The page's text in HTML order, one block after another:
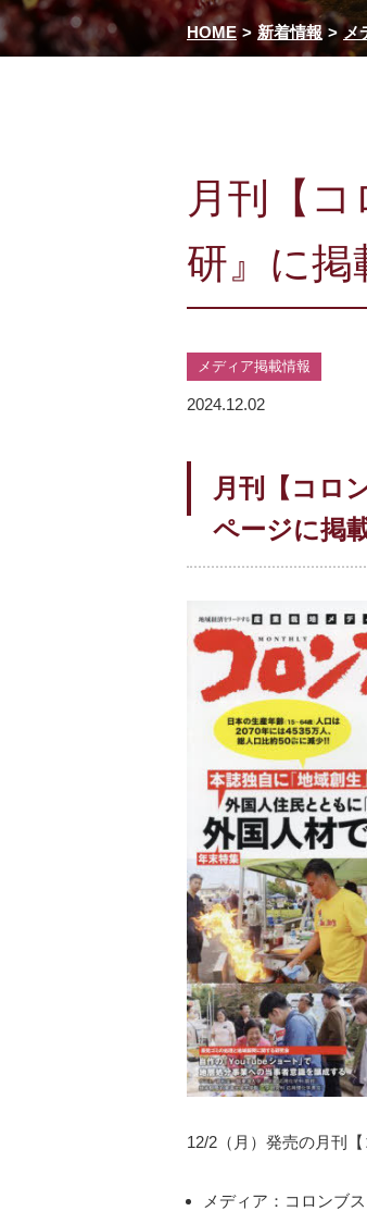
HOME 新着情報 メ
月刊【
研』に掲
メディア掲載情報
2024.12.02
月刊【コロ
ページに掲
12/2（月）発売の月刊
メディア：コロンブ